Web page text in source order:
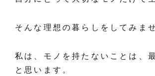
そんな理想の暮らしをしてみま
私は、モノを持たないことは、
と思います。